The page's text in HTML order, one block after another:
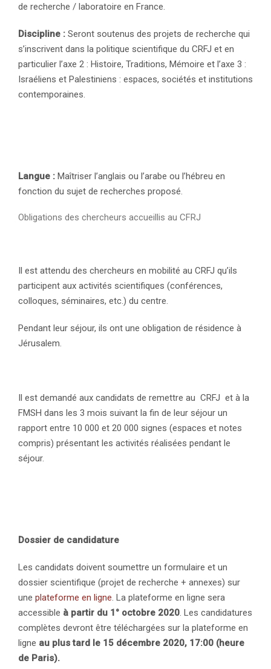
de recherche / laboratoire en France.
Discipline : Seront soutenus des projets de recherche qui
s’inscrivent dans la politique scientifique du CRFJ et en
particulier l’axe 2 : Histoire, Traditions, Mémoire et l’axe 3 :
Israéliens et Palestiniens : espaces, sociétés et institutions
contemporaines.
Langue : Maîtriser l’anglais ou l’arabe ou l’hébreu en
fonction du sujet de recherches proposé.
Obligations des chercheurs accueillis au CFRJ
Il est attendu des chercheurs en mobilité au CRFJ qu’ils
participent aux activités scientifiques (conférences,
colloques, séminaires, etc.) du centre.
Pendant leur séjour, ils ont une obligation de résidence à
Jérusalem.
Il est demandé aux candidats de remettre au CRFJ et à la
FMSH dans les 3 mois suivant la fin de leur séjour un
rapport entre 10 000 et 20 000 signes (espaces et notes
compris) présentant les activités réalisées pendant le
séjour.
Dossier de candidature
Les candidats doivent soumettre un formulaire et un
dossier scientifique (projet de recherche + annexes) sur
une plateforme en ligne. La plateforme en ligne sera
accessible à partir du 1° octobre 2020. Les candidatures
complètes devront être téléchargées sur la plateforme en
ligne au plus tard le 15 décembre 2020, 17:00 (heure
de Paris).